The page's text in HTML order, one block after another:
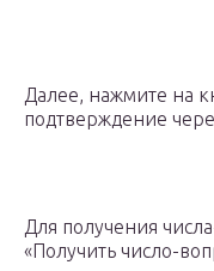
Далее, нажмите на
подтверждение
Для получения
«Получить число-